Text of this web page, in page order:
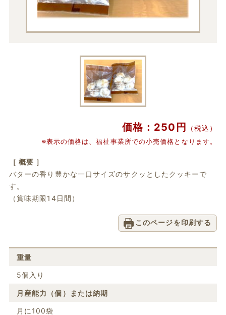
価格：250円 （税込）
※表示の価格は、福祉事業所での小売価格となります。
［ 概要 ］
バターの香り豊かな一口サイズのサクッとしたクッキーで
す。
（賞味期限14日間）
このページを印刷する
重量
5個入り
月産能力（個）または納期
月に100袋